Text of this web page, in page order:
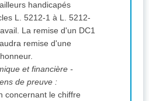
handicapés
L. 5212-1 à L. 5212-
DC1
remise d'une
et financière -
de preuve :
concernant le chiffre